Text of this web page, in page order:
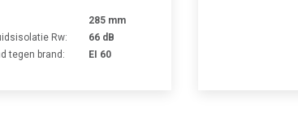
285 mm
Rw:
66 dB
tegen brand:
EI 60